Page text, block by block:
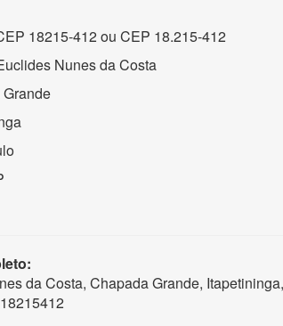
18215-412 ou CEP 18.215-412
Nunes da Costa
da Costa, Chapada Grande, Itapetininga,